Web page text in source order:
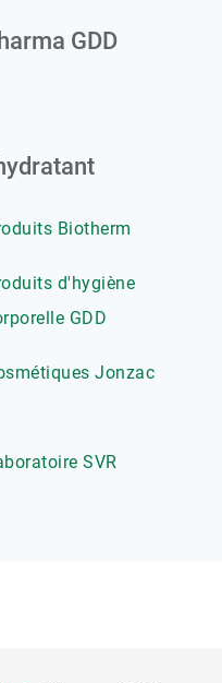
GDD
Biotherm
d'hygiène
GDD
Jonzac
SVR